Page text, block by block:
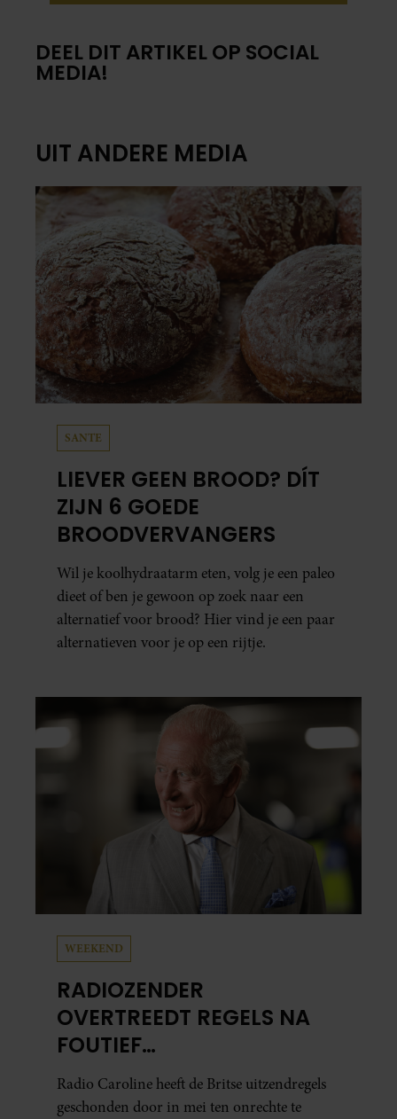
DEEL DIT ARTIKEL OP SOCIAL
MEDIA!
UIT ANDERE MEDIA
SANTE
LIEVER GEEN BROOD? DÍT
ZIJN 6 GOEDE
BROODVERVANGERS
Wil je koolhydraatarm eten, volg je een paleo
dieet of ben je gewoon op zoek naar een
alternatief voor brood? Hier vind je een paar
alternatieven voor je op een rijtje.
WEEKEND
RADIOZENDER
OVERTREEDT REGELS NA
FOUTIEF
OVERLIJDENSBERICHT
KONING CHARLES
Radio Caroline heeft de Britse uitzendregels
geschonden door in mei ten onrechte te